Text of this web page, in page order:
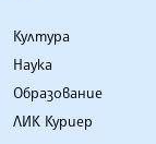
Култура
Наука
Образование
ЛИК Куриер